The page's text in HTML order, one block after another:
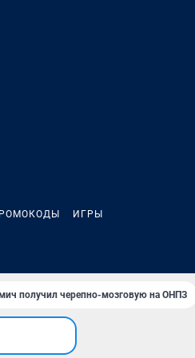
ИГРЫ
получил черепно-мозговую на ОНПЗ